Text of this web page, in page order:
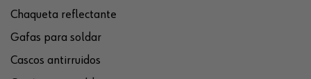
Chaqueta reflectante
Gafas para soldar
Cascos antirruidos